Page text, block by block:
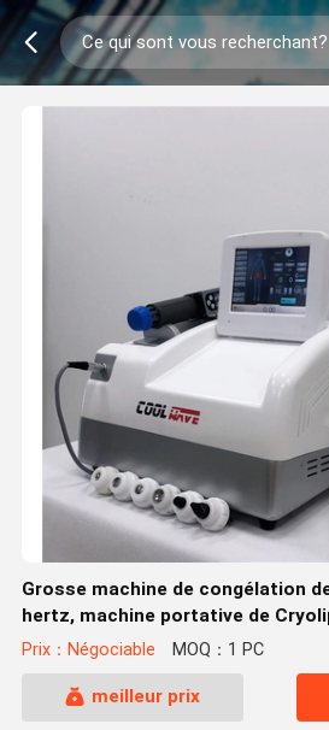
Grosse machine de congélation
hertz, machine portative de
Prix：Négociable MOQ：1 PC
meilleur prix